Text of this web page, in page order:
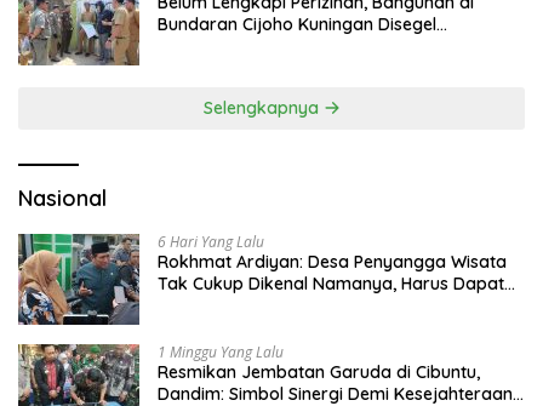
Bundaran Cijoho Kuningan Disegel
Selengkapnya
Nasional
6 Hari Yang Lalu
Rokhmat Ardiyan: Desa Penyangga Wisata
Tak Cukup Dikenal Namanya, Harus Dapat
1 Minggu Yang Lalu
Resmikan Jembatan Garuda di Cibuntu,
Dandim: Simbol Sinergi Demi Kesejahteraan